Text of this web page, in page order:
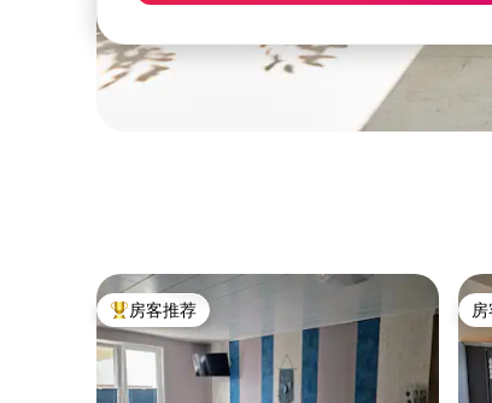
热门「房客推荐」
房客推荐 房